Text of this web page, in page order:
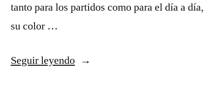
tanto para los partidos como para el día a día,
su color …
Seguir leyendo«camiseta